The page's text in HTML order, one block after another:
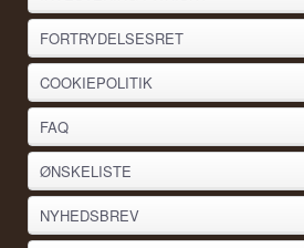
FORTRYDELSESRET
COOKIEPOLITIK
FAQ
ØNSKELISTE
NYHEDSBREV